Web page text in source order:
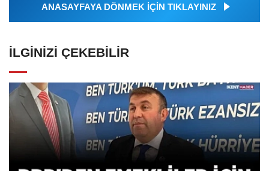
ANASAYFAYA DÖNMEK İÇİN TIKLAYINIZ
İLGINIZI ÇEKEBILIR